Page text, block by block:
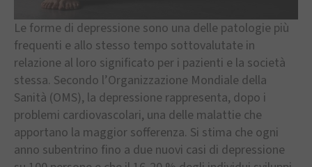
Le forme di depressione sono una delle patologie più
frequenti e allo stesso tempo sottovalutate in
relazione al loro significato per i pazienti e la società
stessa. Secondo l’Organizzazione Mondiale della
Sanità (OMS), la depressione rappresenta, dopo i
problemi cardiovascolari, una delle malattie che
apportano la maggior sofferenza. Si stima che ogni
anno subentrino fino a due nuovi casi di depressione